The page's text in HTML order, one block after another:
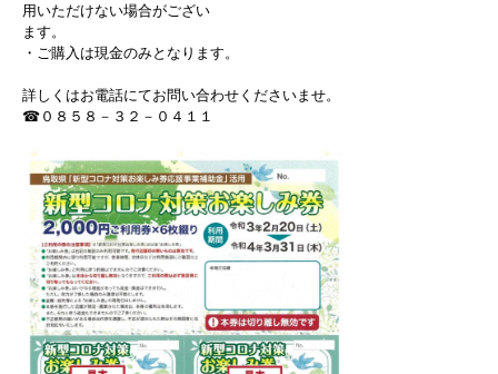
用いただけない場合がござい
ます。
・ご購入は現金のみとなります。
詳しくはお電話にてお問い合わせくださいませ。
☎０８５８－３２－０４１１